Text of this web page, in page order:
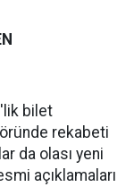
bilet
rekabeti
da olası yeni
açıklamaları